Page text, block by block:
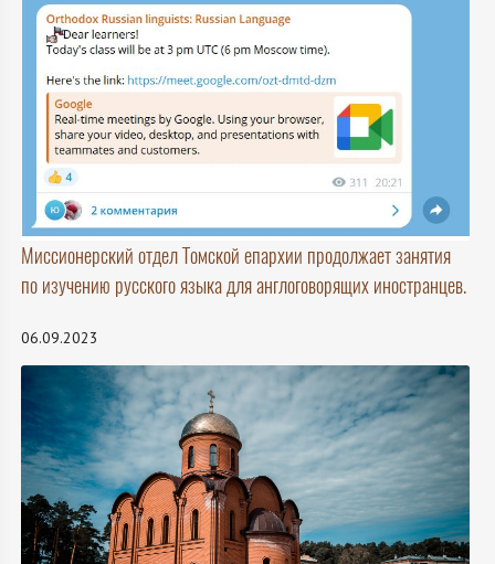
Миссионерский отдел Томской епархии продолжает занятия
по изучению русского языка для англоговорящих иностранцев.
06.09.2023